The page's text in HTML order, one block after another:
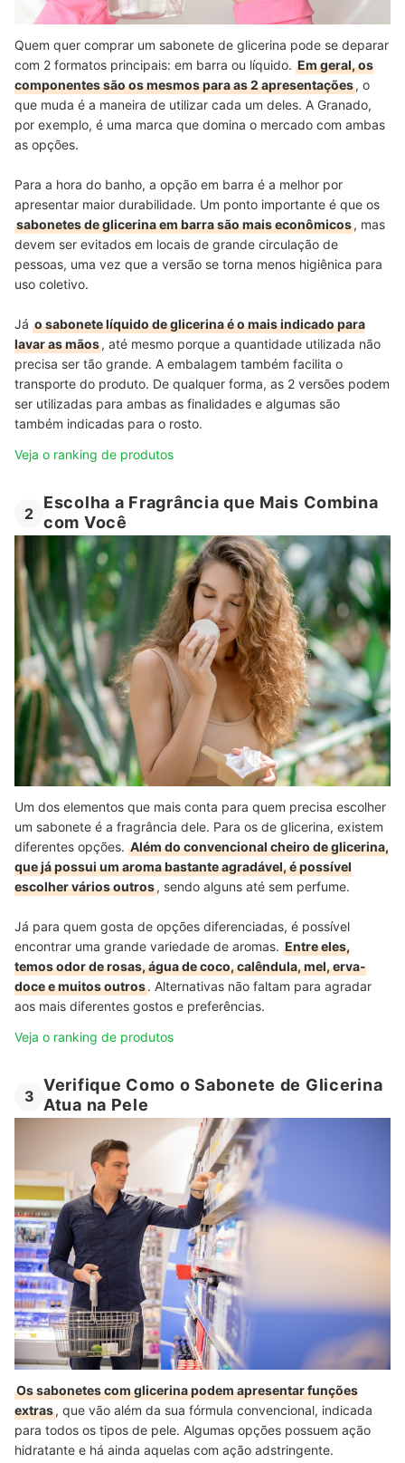
Quem quer comprar um sabonete de glicerina pode se deparar
com 2 formatos principais: em barra ou líquido. Em geral, os
componentes são os mesmos para as 2 apresentações, o
que muda é a maneira de utilizar cada um deles. A Granado,
por exemplo, é uma marca que domina o mercado com ambas
as opções.
Para a hora do banho, a opção em barra é a melhor por
apresentar maior durabilidade. Um ponto importante é que os
sabonetes de glicerina em barra são mais econômicos, mas
devem ser evitados em locais de grande circulação de
pessoas, uma vez que a versão se torna menos higiênica para
uso coletivo.
Já o sabonete líquido de glicerina é o mais indicado para
lavar as mãos, até mesmo porque a quantidade utilizada não
precisa ser tão grande. A embalagem também facilita o
transporte do produto. De qualquer forma, as 2 versões podem
ser utilizadas para ambas as finalidades e algumas são
também indicadas para o rosto.
Veja o ranking de produtos
2
Escolha a Fragrância que Mais Combina
com Você
Um dos elementos que mais conta para quem precisa escolher
um sabonete é a fragrância dele. Para os de glicerina, existem
diferentes opções. Além do convencional cheiro de glicerina,
que já possui um aroma bastante agradável, é possível
escolher vários outros, sendo alguns até sem perfume.
Já para quem gosta de opções diferenciadas, é possível
encontrar uma grande variedade de aromas. Entre eles,
temos odor de rosas, água de coco, calêndula, mel, erva-
doce e muitos outros. Alternativas não faltam para agradar
aos mais diferentes gostos e preferências.
Veja o ranking de produtos
3
Verifique Como o Sabonete de Glicerina
Atua na Pele
Os sabonetes com glicerina podem apresentar funções
extras, que vão além da sua fórmula convencional, indicada
para todos os tipos de pele. Algumas opções possuem ação
hidratante e há ainda aquelas com ação adstringente.